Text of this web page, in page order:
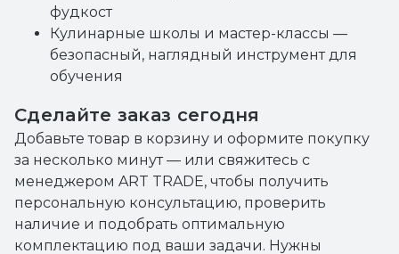
фудкост
Кулинарные школы и мастер-классы —
безопасный, наглядный инструмент для
обучения
Сделайте заказ сегодня
Добавьте товар в корзину и оформите покупку
за несколько минут — или свяжитесь с
менеджером ART TRADE, чтобы получить
персональную консультацию, проверить
наличие и подобрать оптимальную
комплектацию под ваши задачи. Нужны